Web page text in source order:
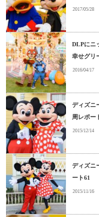
2017/05/28
DLPにニ
幸せグリ
2016/04/17
ディズニ
周レポー
2015/12/14
ディズニ
ート61
2015/11/16